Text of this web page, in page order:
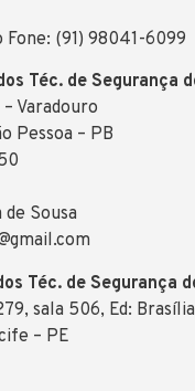
Fone: (91) 98041-6099
Téc. de Segurança
Varadouro
Pessoa – PB
Sousa
Téc. de Segurança
sala 506, Ed:
– PE